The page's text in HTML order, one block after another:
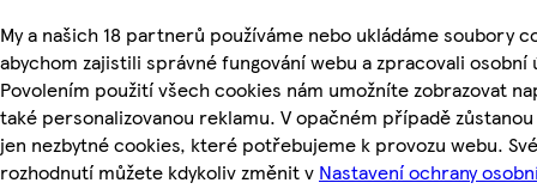
My a našich 18 partnerů používáme nebo ukládáme soubory
abychom zajistili správné fungování webu a zpracovali osobní
Povolením použití všech cookies nám umožníte zobrazovat
také personalizovanou reklamu. V opačném případě
jen nezbytné cookies, které potřebujeme k provozu webu. Své
rozhodnutí můžete kdykoliv změnit v Nastavení ochrany